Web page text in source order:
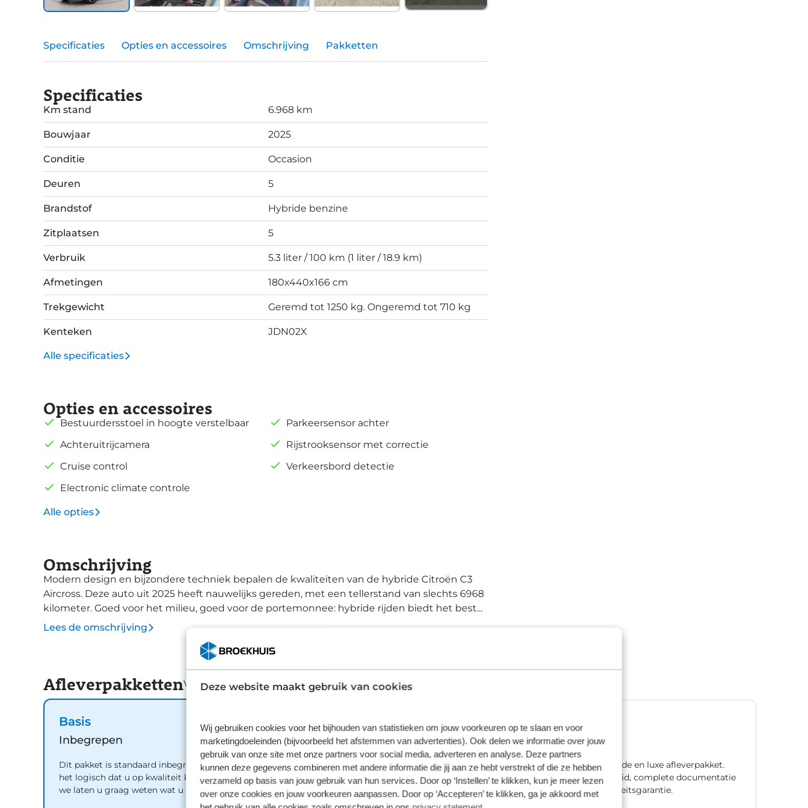
Deze website maakt gebruik van cookies
Wij gebruiken cookies voor het bijhouden van statistieken om jouw voorkeuren op te slaan en voor
marketingdoeleinden (bijvoorbeeld het afstemmen van advertenties). Ook delen we informatie over jouw
gebruik van onze site met onze partners voor social media, adverteren en analyse. Deze partners
kunnen deze gegevens combineren met andere informatie die jij aan ze hebt verstrekt of die ze hebben
verzameld op basis van jouw gebruik van hun services. Door op ‘Instellen’ te klikken, kun je meer lezen
over onze cookies en jouw voorkeuren aanpassen. Door op ‘Accepteren’ te klikken, ga je akkoord met
Specificaties Opties en accessoires Omschrijving Pakketten
Specificaties
Km stand 6.968 km
Bouwjaar 2025
Conditie Occasion
Deuren 5
Brandstof Hybride benzine
Zitplaatsen 5
Verbruik 5.3 liter / 100 km (1 liter / 18.9 km)
Afmetingen 180x440x166 cm
Trekgewicht Geremd tot 1250 kg. Ongeremd tot 710 kg
Kenteken JDN02X
Alle specificaties
Opties en accessoires
Bestuurdersstoel in hoogte verstelbaar
Achteruitrijcamera
Cruise control
Electronic climate controle
Parkeersensor achter
Rijstrooksensor met correctie
Verkeersbord detectie
Alle opties
Omschrijving
Modern design en bijzondere techniek bepalen de kwaliteiten van de hybride Citroën C3
Aircross. Deze auto uit 2025 heeft nauwelijks gereden, met een tellerstand van slechts 6968
kilometer. Goed voor het milieu, goed voor de portemonnee: hybride rijden biedt het beste
van beide! Lekker zitten doet u in de comfortstoelen van deze auto. Tot de uitrusting
Comfortabel en veilig achteruitrijden gaat gemakkelijker dan ooit met behulp van de
Dankzij de spraakbediening doet u dit allemaal met uw stem. Zo'n lekkere jonge auto heeft
natuurlijk leuke extra's, zoals remote services. Met een speciale app maakt u overal
control regelt volautomatisch de temperatuur. U kiest de gewenste temperatuur en het
systeem doet de rest. Met de DAB-ontvanger heeft u keuze uit talloze digitale radiozenders
met de allerhoogste geluidskwaliteit. Wat u ook in deze auto kunt vinden zijn regensensor,
cruise control, centrale deurvergrendeling met afstandsbediening en verstelbaar stuur. In
deze auto zijn verschillende technologieën aanwezig die voor u het verkeer en de
omgeving in de gaten houden en die desnoods ook kunnen remmen of bijsturen. Rijden
Lees de omschrijving
AfleverpakkettenVergelijk
Basis
Inbegrepen
Dit pakket is standaard inbegrepen. We vinden
het logisch dat u op kwaliteit kunt rekenen en
we laten u graag weten wat u kunt verwachten.
Plus
€ 995,00
Wilt u meer zekerheid door langere garantie en
meer uitgebreide voertuig check dan maakt u
met dit pakket de juiste keuze. Bovendien kunt u
hierdoor gebruik maken van mobiliteitsgarantie.
Premium
€ 1.195,00
Ons meest uitgebreide en luxe afleverpakket.
Met één jaar zekerheid, complete documentatie
en natuurlijk mobiliteitsgarantie.